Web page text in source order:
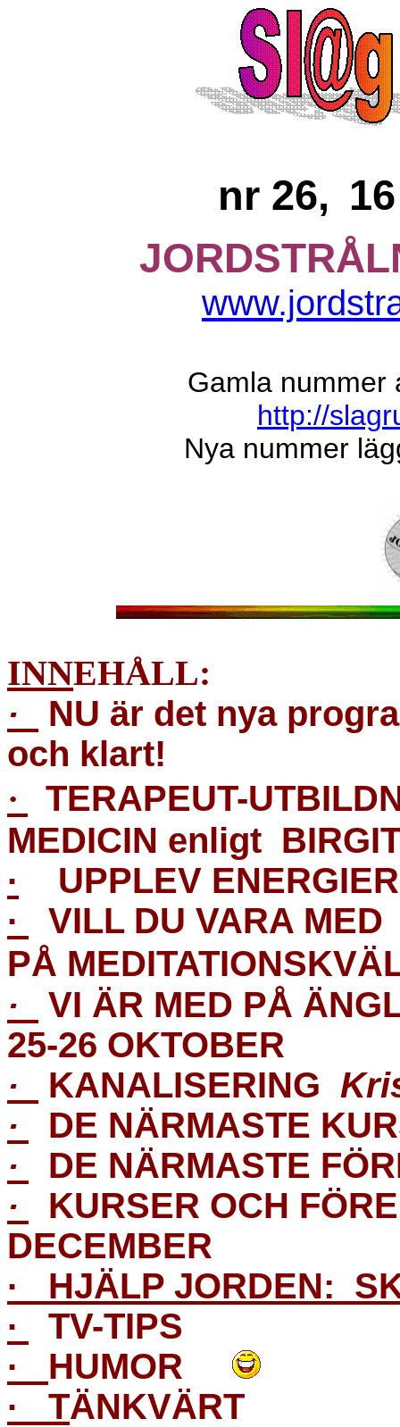
nr 26,
Gamla nummer
http://
Nya nummer
INNEHÅLL:
·
NU är det nya
och klart!
·
TERAPEUT-
MEDICIN enligt
·
UPPLEV
·
VILL DU VARA MED
PÅ
·
VI ÄR MED PÅ
25-26 OKTOBER
·
KANALISERING
·
DE NÄRMASTE
·
DE NÄRMASTE
·
KURSER OCH
DECEMBER
·
HJÄLP JORDEN:
·
TV-TIPS
·
HUMOR
·
TÄNKVÄRT